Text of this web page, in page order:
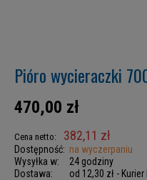
Pióro wycieraczki
470,00 zł
Cena netto: 382,11 zł
Dostępność: na wyczerpaniu
Wysyłka w:
24 godziny
Dostawa:
od 12,30 zł - Kurier